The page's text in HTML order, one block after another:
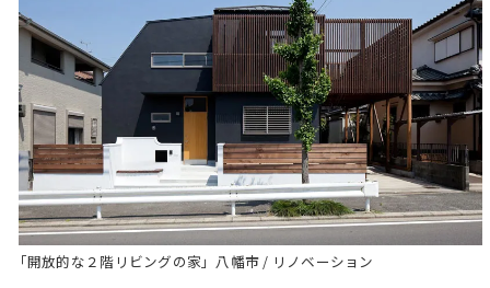
「開放的な２階リビングの家」八幡市 / リノベーション